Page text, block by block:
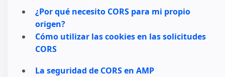
¿Por qué necesito CORS para mi propio
origen?
Cómo utilizar las cookies en las solicitudes
CORS
La seguridad de CORS en AMP